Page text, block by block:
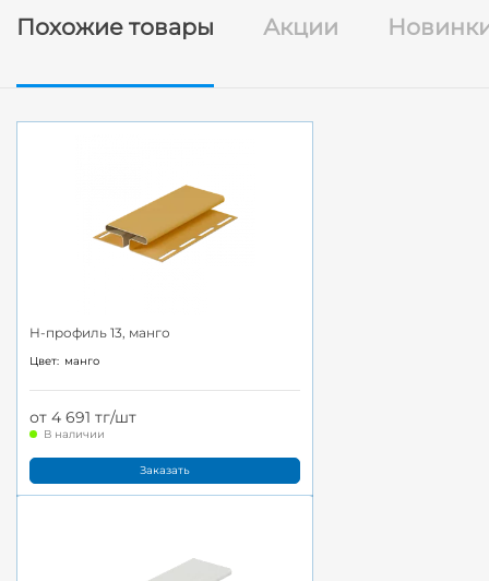
Похожие товары Акции
H-профиль 13, манго
Цвет: манго
от 4 691 тг/шт
В наличии
Заказать